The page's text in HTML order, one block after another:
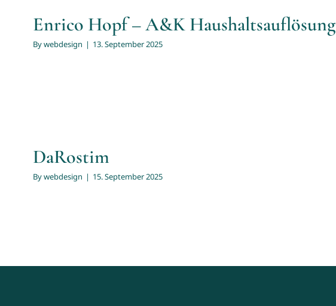
Enrico Hopf – A&K Haushaltsauflösung
Bywebdesign | 13. September 2025
DaRostim
Bywebdesign | 15. September 2025